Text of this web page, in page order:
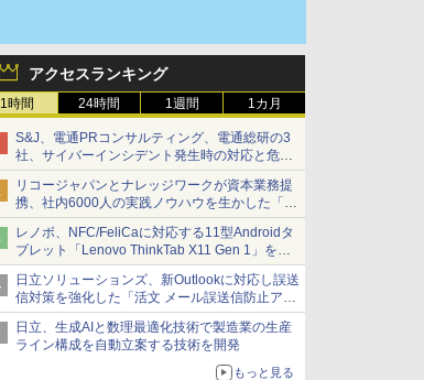
アクセスランキング
1時間 24時間 1週間 1カ月
S&J、電通PRコンサルティング、電通総研の3
社、サイバーインシデント発生時の対応と危機
管理広報を一体的に訓練するプログラムを提供
リコージャパンとナレッジワークが資本業務提
携、社内6000人の実践ノウハウを生かした「AI
商談記録 for RICOH」を展開へ
レノボ、NFC/FeliCaに対応する11型Androidタ
ブレット「Lenovo ThinkTab X11 Gen 1」を発
売
日立ソリューションズ、新Outlookに対応し誤送
信対策を強化した「活文 メール誤送信防止アド
インサービス」を提供
日立、生成AIと数理最適化技術で製造業の生産
ライン構成を自動立案する技術を開発
もっと見る